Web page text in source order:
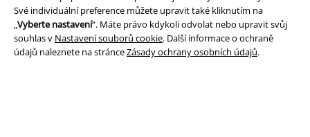
Své individuální preference můžete upravit také kliknutím na
Vyberte nastavení“. Máte právo kdykoli odvolat nebo upravit svůj
souhlas v Nastavení souborů cookie. Další informace o ochraně
údajů naleznete na stránceZásady ochrany osobních údajů.
Likvidace odpadu a ochrana životního prostředí
Prohlášení o shodě